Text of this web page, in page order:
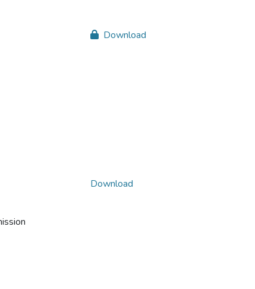
Download
Download